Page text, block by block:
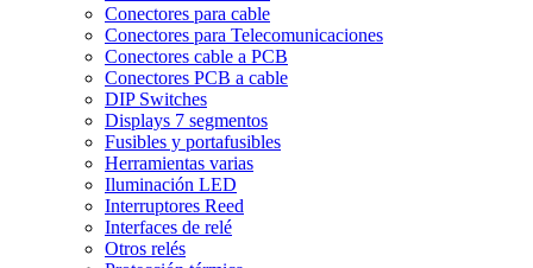
Conectores para cable
Conectores para Telecomunicaciones
Conectores cable a PCB
Conectores PCB a cable
DIP Switches
Displays 7 segmentos
Fusibles y portafusibles
Herramientas varias
Iluminación LED
Interruptores Reed
Interfaces de relé
Otros relés